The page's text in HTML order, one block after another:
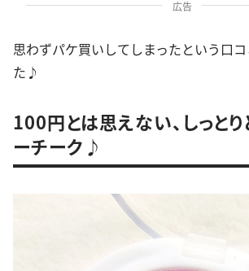
広告
思わずパケ買いしてしまったという口
た♪
100円とは思えない、しっと
ーチーク♪